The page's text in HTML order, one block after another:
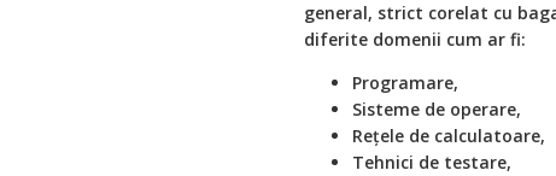
general, strict corelat cu
diferite domenii cum ar fi:
Programare,
Sisteme de operare,
Rețele de calculatoare,
Tehnici de testare,